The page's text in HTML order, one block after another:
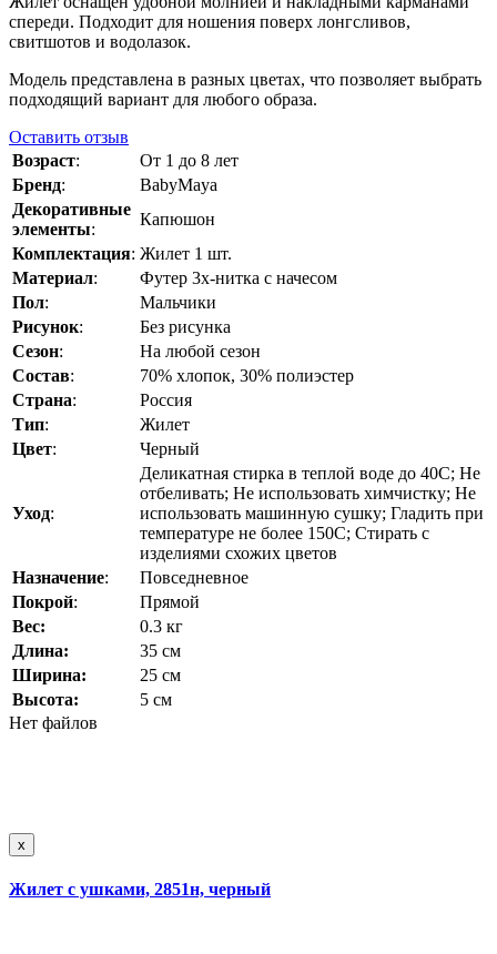
спереди. Подходит для ношения поверх лонгсливов,
свитшотов и водолазок.
Модель представлена в разных цветах, что позволяет выбрать
подходящий вариант для любого образа.
Оставить отзыв
Возраст:
От 1 до 8 лет
Бренд:
BabyMaya
Декоративные
элементы:
Капюшон
Комплектация: Жилет 1 шт.
Материал:
Футер 3х-нитка с начесом
Пол:
Мальчики
Рисунок:
Без рисунка
Сезон:
На любой сезон
Состав:
70% хлопок, 30% полиэстер
Страна:
Россия
Тип:
Жилет
Цвет: Черный
Уход:
Деликатная стирка в теплой воде до 40C; Не
отбеливать; Не использовать химчистку; Не
использовать машинную сушку; Гладить при
температуре не более 150C; Стирать с
изделиями схожих цветов
Назначение:
Повседневное
Покрой:
Прямой
Вес:
0.3 кг
Длина:
35 см
Ширина:
25 см
Высота:
5 см
Нет файлов
x
Жилет с ушками, 2851н, черный